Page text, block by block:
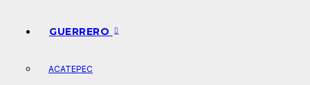
GUERRERO
ACATEPEC